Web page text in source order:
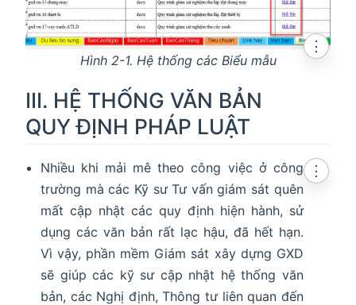
Hình 2-1. Hệ thống các Biểu mẫu
III. HỆ THỐNG VĂN BẢN
QUY ĐỊNH PHÁP LUẬT
⋮
Nhiều khi mải mê theo công việc ở công
trường mà các Kỹ sư Tư vấn giám sát quên
mất cập nhật các quy định hiện hành, sử
dụng các văn bản rất lạc hậu, đã hết hạn.
Vì vậy, phần mềm Giám sát xây dựng GXD
sẽ giúp các kỹ sư cập nhật hệ thống văn
bản, các Nghị định, Thông tư liên quan đến
⋮